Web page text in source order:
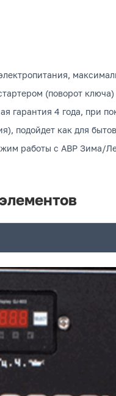
(поворот
гарантия 4 года, при
подойдет как для
работы с АВР Зима/